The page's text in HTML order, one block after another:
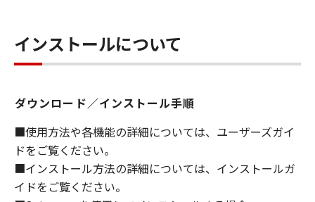
あるいはサポートを行うことについて、いかな
る責任も負うものではありません。
(1) 「本ソフトウェア」は、『現状のまま』の
状態で使用許諾されます。キヤノン、キヤノン
のライセンサー、キヤノンの子会社、キヤノン
の関連会社、それらの販売代理店または販売店
のいずれも、「本ソフトウェア」に関して、商
品性および特定の目的への適合性の保証を含
インストールについて
ダウンロード／インストール手順
■使用方法や各機能の詳細については、ユーザーズガイ
ドをご覧ください。
■インストール方法の詳細については、インストールガ
イドをご覧ください。